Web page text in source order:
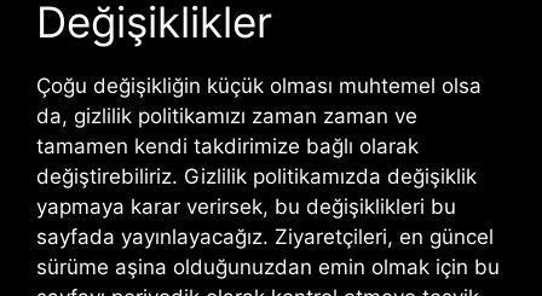
Değişiklikler
Çoğu değişikliğin küçük olması muhtemel olsa
da, gizlilik politikamızı zaman zaman ve
tamamen kendi takdirimize bağlı olarak
değiştirebiliriz. Gizlilik politikamızda değişiklik
yapmaya karar verirsek, bu değişiklikleri bu
sayfada yayınlayacağız. Ziyaretçileri, en güncel
sürüme aşina olduğunuzdan emin olmak için bu